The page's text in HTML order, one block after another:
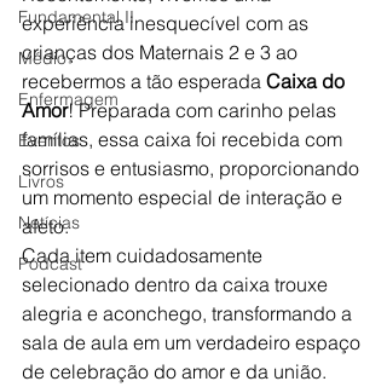
Fundamental II
Médio
Enfermagem
Eventos
Livros
Notícias
Podcast
experiência inesquecível com as
crianças dos Maternais 2 e 3 ao
recebermos a tão esperada Caixa do
Amor! Preparada com carinho pelas
famílias, essa caixa foi recebida com
sorrisos e entusiasmo, proporcionando
um momento especial de interação e
afeto.
Cada item cuidadosamente
selecionado dentro da caixa trouxe
alegria e aconchego, transformando a
sala de aula em um verdadeiro espaço
de celebração do amor e da união.